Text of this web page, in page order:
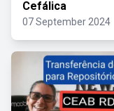
Cefálica
07 September 2024